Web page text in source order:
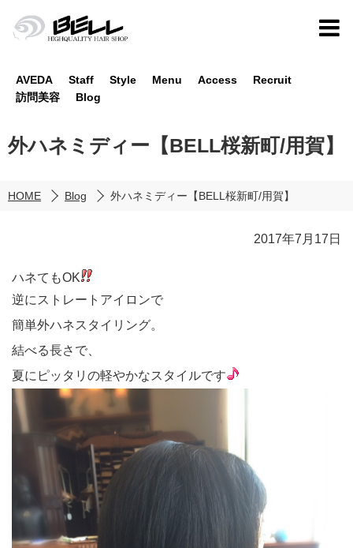
AVEDA Staff Style Menu Access
Recruit
訪問美容
Blog
外ハネミディー【BELL桜新町/用賀】
HOME Blog 外ハネミディー【BELL桜新町/用賀】
2017年7月17日
ハネてもOK
逆にストレートアイロンで
簡単外ハネスタイリング。
結べる長さで、
夏にピッタリの軽やかなスタイルです